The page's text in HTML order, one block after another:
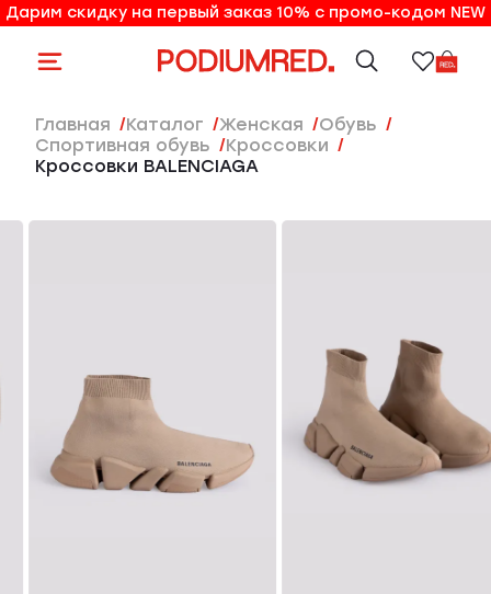
10% на первый заказ по промо-коду NEW
Дарим скидку на первый заказ 10% с промо-кодом NEW
Главная Каталог женская
Обувь
Спортивная обувь
Кроссовки
Кроссовки BALENCIAGA